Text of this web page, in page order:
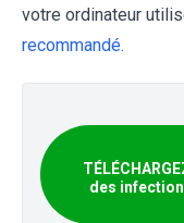
votre ordinateur
recommandé.
des